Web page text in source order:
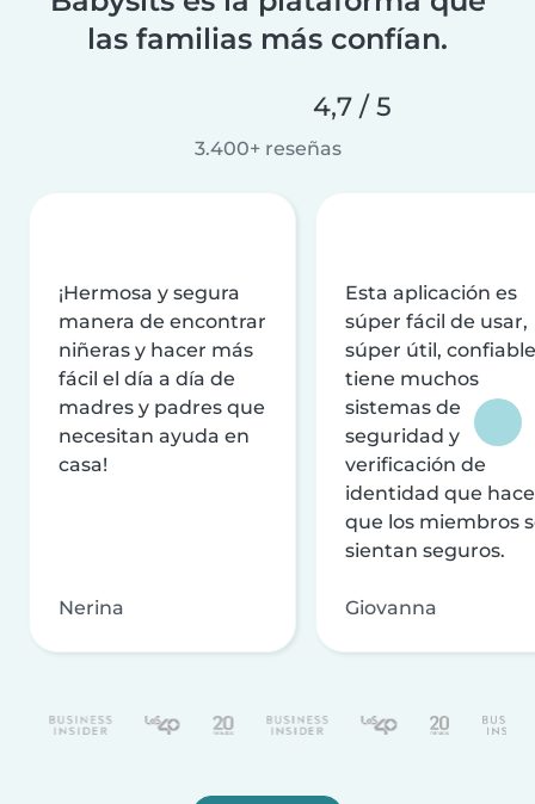
las familias más confían.
4,7 / 5
3.400+ reseñas
¡Hermosa y segura
manera de encontrar
niñeras y hacer más
fácil el día a día de
madres y padres que
necesitan ayuda en
casa!
Nerina
Esta aplicación es
súper fácil de usar,
súper útil,
tiene muchos
sistemas de
seguridad y
verificación de
identidad que
que los miembros
sientan seguros.
Giovanna